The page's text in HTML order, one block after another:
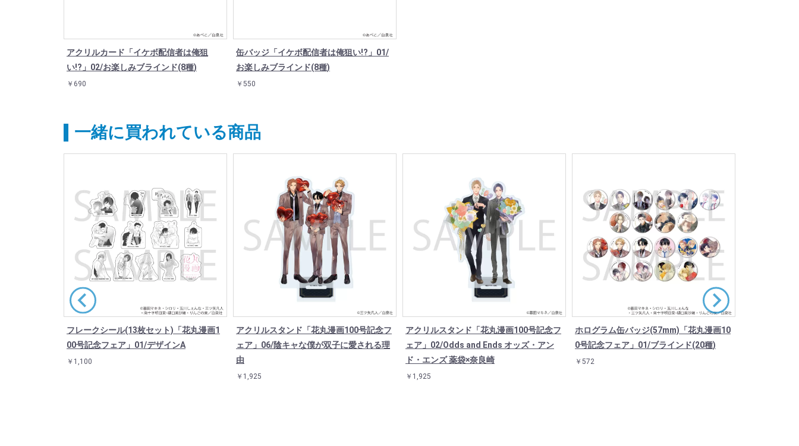
アクリルカード「イケボ配信者は俺狙
い!?」02/お楽しみブラインド(8種)
￥690
缶バッジ「イケボ配信者は俺狙い!?」01/
お楽しみブラインド(8種)
￥550
一緒に買われている商品
フレークシール(13枚セット)「花丸漫画1
00号記念フェア」01/デザインA
￥1,100
アクリルスタンド「花丸漫画100号記念フ
ェア」06/陰キャな僕が双子に愛される理
由
￥1,925
アクリルスタンド「花丸漫画100号記念フ
ェア」02/Odds and Ends オッズ・アン
ド・エンズ 薬袋×奈良崎
￥1,925
ホログラム缶バッジ(57mm)「花丸漫画10
0号記念フェア」01/ブラインド(20種)
￥572